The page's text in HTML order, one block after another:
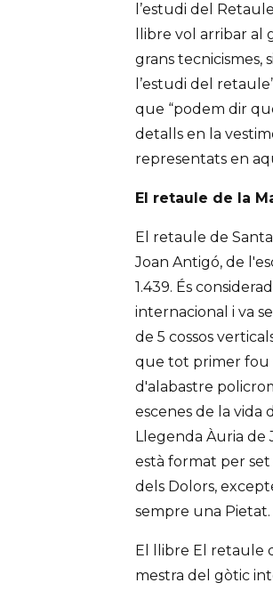
l’estudi del
llibre vol arribar
grans tecnicismes,
l’estudi del
que “podem dir
detalls en la
representats en
El retaule de la
El retaule de
Joan Antigó, de
1.439. És
internacional i va
de 5 cossos
que tot primer fou
d'alabastre
escenes de la vida
Llegenda Àuria de
està format per set
dels Dolors,
sempre una Pietat.
El llibre El retaule
mestra del gòtic